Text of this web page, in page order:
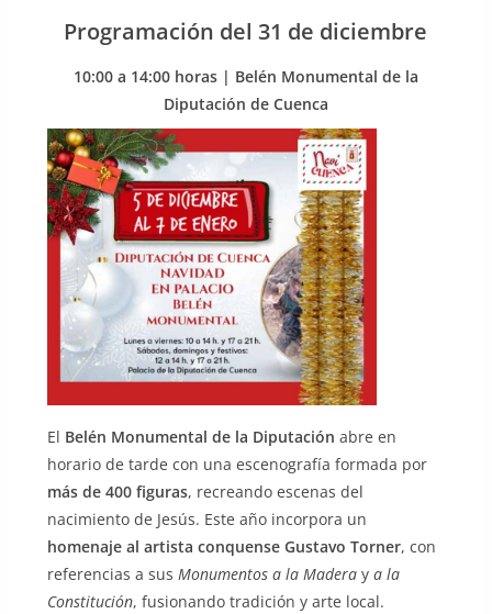
Programación del 31 de diciembre
10:00 a 14:00 horas| Belén Monumental de la
Diputación de Cuenca
El Belén Monumental de la Diputación abre en
horario de tarde con una escenografía formada por
más de 400 figuras, recreando escenas del
nacimiento de Jesús. Este año incorpora un
homenaje al artista conquense Gustavo Torner, con
referencias a sus Monumentos a la Maderay a la
Constitución, fusionando tradición y arte local.